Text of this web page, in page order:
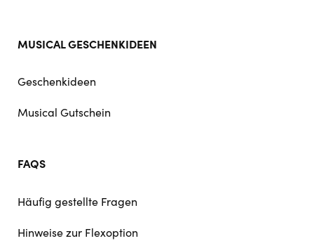
MUSICAL GESCHENKIDEEN
Geschenkideen
Musical Gutschein
FAQS
Häufig gestellte Fragen
Hinweise zur Flexoption